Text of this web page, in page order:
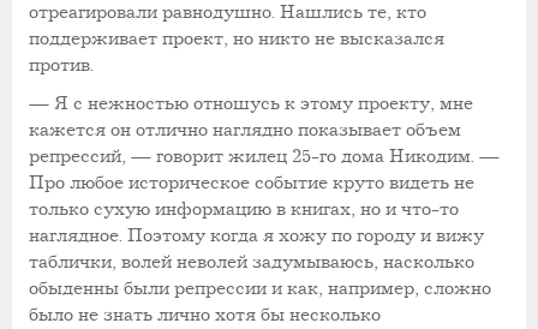
отреагировали равнодушно. Нашлись те, кто
поддерживает проект, но никто не высказался
против.
— Я с нежностью отношусь к этому проекту, мне
кажется он отлично наглядно показывает объем
репрессий, — говорит жилец 25-го дома Никодим. —
Про любое историческое событие круто видеть не
только сухую информацию в книгах, но и что-то
наглядное. Поэтому когда я хожу по городу и вижу
таблички, волей неволей задумываюсь, насколько
обыденны были репрессии и как, например, сложно
было не знать лично хотя бы несколько